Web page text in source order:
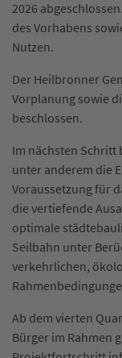
2026
des Vorhabens
Nutzen.
Der Heilbronner
Vorplanung sowie
beschlossen.
Im nächsten Schritt
unter anderem die
Voraussetzung für
die vertiefende
optimale
Seilbahn unter
verkehrlichen,
Ab dem vierten
Bürger im Rahmen